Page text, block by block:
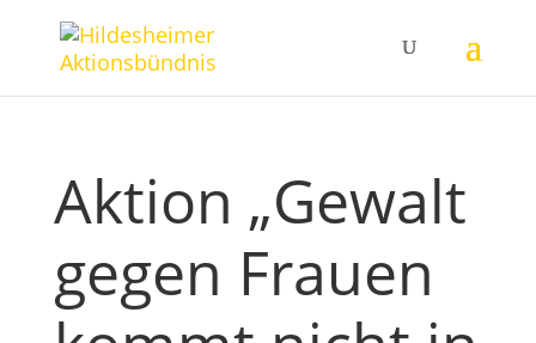
Aktion „Gewalt
gegen Frauen